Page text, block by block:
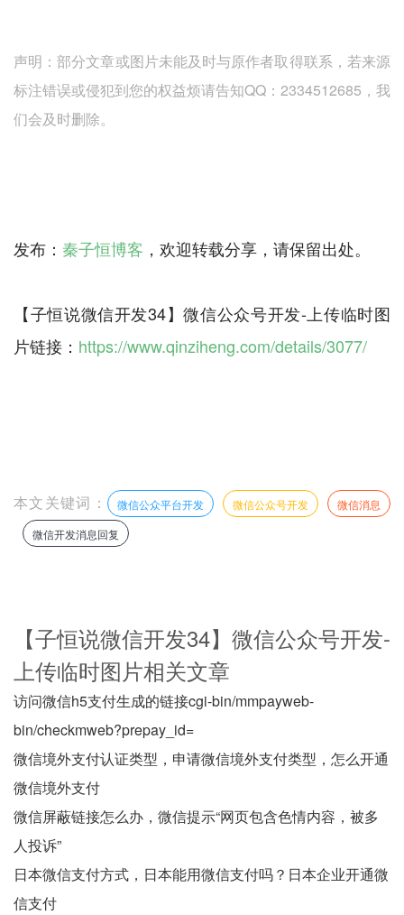
声明：部分文章或图片未能及时与原作者取得联系，若来源
标注错误或侵犯到您的权益烦请告知QQ：2334512685，我
们会及时删除。
发布： 秦子恒博客 ，欢迎转载分享，请保留出处。
【子恒说微信开发34】微信公众号开发-上传临时图
片链接： https://www.qinziheng.com/details/3077/
本文关键词： 微信公众平台开发 微信公众号开发
微信消息
微信开发消息回复
【子恒说微信开发34】微信公众号开发-
上传临时图片相关文章
访问微信h5支付生成的链接cgi-bin/mmpayweb-
bin/checkmweb?prepay_id=
微信境外支付认证类型，申请微信境外支付类型，怎么开通
微信境外支付
微信屏蔽链接怎么办，微信提示“网页包含色情内容，被多
人投诉”
日本微信支付方式，日本能用微信支付吗？日本企业开通微
信支付